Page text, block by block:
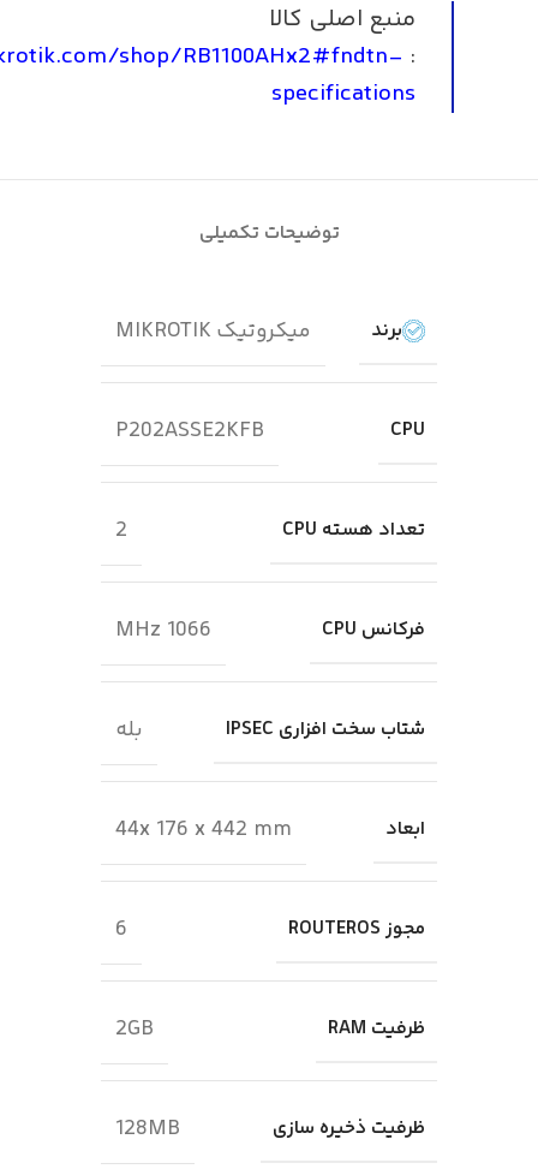
منبع اصلی کالا
:
shop/RB1100AHx2#fndtn-
specifications
توضیحات تکمیلی
برند میکروتیک MIKROTIK
CPU
P202ASSE2KFB
تعداد هسته CPU 2
فرکانس CPU 1066 MHz
شتاب سخت افزاری IPSEC بله
ابعاد 44x 176 x 442 mm
مجوز ROUTEROS 6
ظرفیت RAM 2GB
ظرفیت ذخیره سازی 128MB